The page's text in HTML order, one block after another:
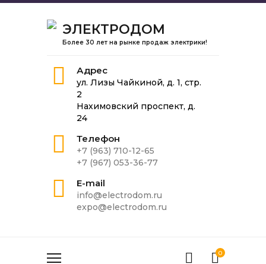
ЭЛЕКТРОДОМ
Более 30 лет на рынке продаж электрики!
Адрес
ул. Лизы Чайкиной, д. 1, стр.
2
Нахимовский проспект, д.
24
Телефон
+7 (963) 710-12-65
+7 (967) 053-36-77
E-mail
info@electrodom.ru
expo@electrodom.ru
0